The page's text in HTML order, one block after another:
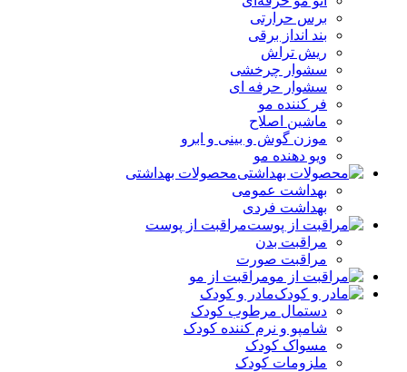
برس حرارتی
بند انداز برقی
ریش تراش
سشوار چرخشی
سشوار حرفه ای
فر کننده‌ مو
ماشین اصلاح
موزن گوش و بینی و ابرو
ویو دهنده مو
محصولات بهداشتی
بهداشت عمومی
بهداشت فردی
مراقبت از پوست
مراقبت بدن
مراقبت صورت
مراقبت از مو
مادر و کودک
دستمال مرطوب کودک
شامپو و نرم کننده کودک
مسواک کودک
ملزومات کودک